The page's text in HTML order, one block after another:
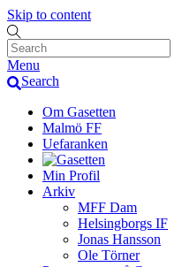
Skip to content
Menu
Search
Om Gasetten
Malmö FF
Uefaranken
Min Profil
Arkiv
MFF Dam
Helsingborgs IF
Jonas Hansson
Ole Törner